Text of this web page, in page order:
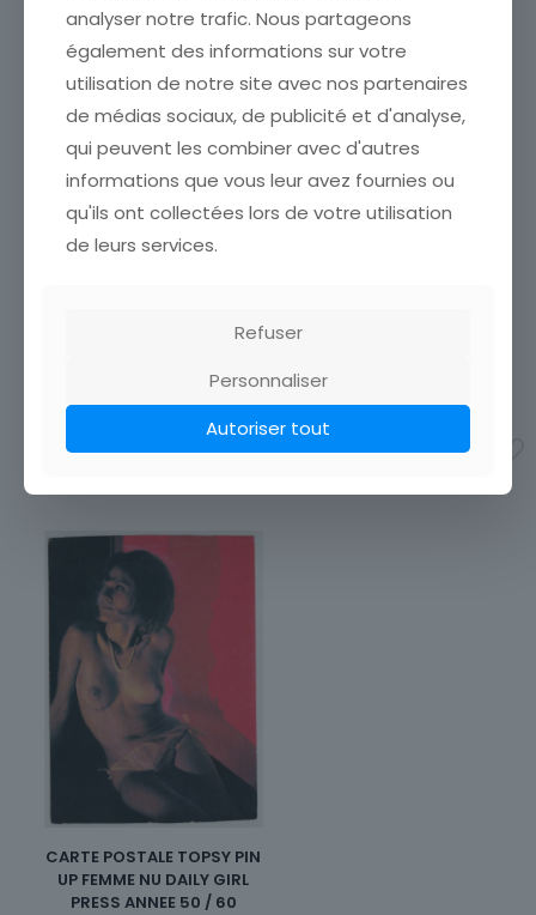
CARTE POSTALE ROSSANA
PIN UP FEMME NU DAILY
GIRL PRESS ANNEE 50 / 60
ETAT VOIR SCAN Cumulez
que nous ayons calculé les
Ajouter au panier
CARTE POSTALE PEPSY PIN
UP FEMME NU DAILY GIRL
que nous ayons calculé les
4,00€
Ajouter au panier
CARTE POSTALE TOPSY PIN
UP FEMME NU DAILY GIRL
PRESS ANNEE 50 / 60
analyser notre trafic. Nous partageons
également des informations sur votre
utilisation de notre site avec nos partenaires
de médias sociaux, de publicité et d'analyse,
qui peuvent les combiner avec d'autres
informations que vous leur avez fournies ou
qu'ils ont collectées lors de votre utilisation
de leurs services.
Refuser
Personnaliser
Autoriser tout